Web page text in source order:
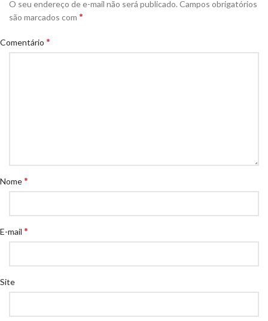
O seu endereço de e-mail não será publicado. Campos obrigatórios
são marcados com *
Comentário *
Nome*
E-mail *
Site